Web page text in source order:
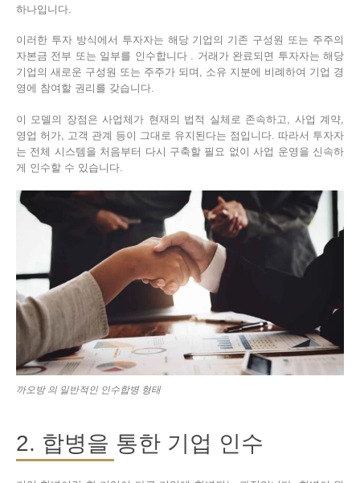
하나입니다.
이러한 투자 방식에서 투자자는 해당 기업의 기존 구성원 또는 주주의
자본금 전부 또는 일부를 인수합니다 . 거래가 완료되면 투자자는 해당
기업의 새로운 구성원 또는 주주가 되며, 소유 지분에 비례하여 기업 경
영에 참여할 권리를 갖습니다.
이 모델의 장점은 사업체가 현재의 법적 실체로 존속하고, 사업 계약,
영업 허가, 고객 관계 등이 그대로 유지된다는 점입니다. 따라서 투자자
는 전체 시스템을 처음부터 다시 구축할 필요 없이 사업 운영을 신속하
게 인수할 수 있습니다.
까오방 의 일반적인 인수합병 형태
2. 합병을 통한 기업 인수